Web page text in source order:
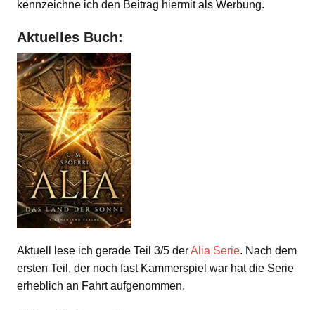
kennzeichne ich den Beitrag hiermit als Werbung.
Aktuelles Buch:
Aktuell lese ich gerade Teil 3/5 derAlia Serie. Nach dem
ersten Teil, der noch fast Kammerspiel war hat die Serie
erheblich an Fahrt aufgenommen.